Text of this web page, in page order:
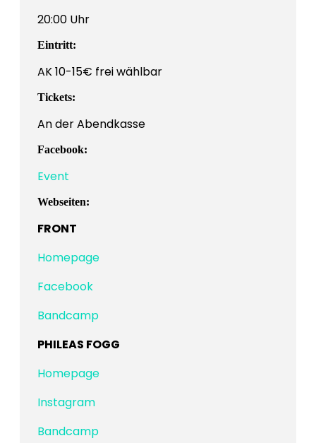
20:00 Uhr
Eintritt:
AK 10-15€ frei wählbar
Tickets:
An der Abendkasse
Facebook:
Event
Webseiten:
FRONT
Homepage
Facebook
Bandcamp
PHILEAS FOGG
Homepage
Instagram
Bandcamp